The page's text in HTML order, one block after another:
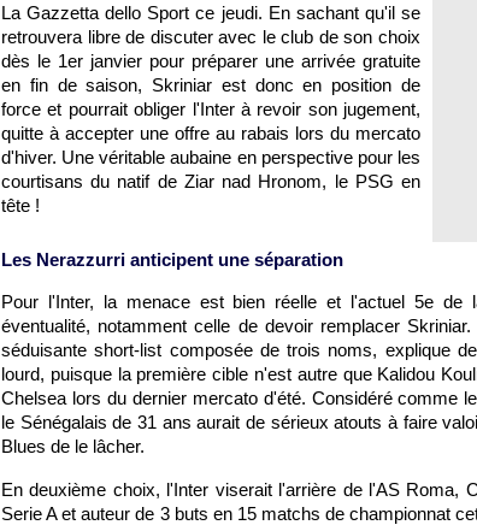
La Gazzetta dello Sport ce jeudi. En sachant qu'il se
retrouvera libre de discuter avec le club de son choix
dès le 1er janvier pour préparer une arrivée gratuite
en fin de saison, Skriniar est donc en position de
force et pourrait obliger l'Inter à revoir son jugement,
quitte à accepter une offre au rabais lors du mercato
d'hiver. Une véritable aubaine en perspective pour les
courtisans du natif de Ziar nad Hronom, le PSG en
tête !
Les Nerazzurri anticipent une séparation
Pour l'Inter, la menace est bien réelle et l'actuel 5e de
éventualité, notamment celle de devoir remplacer
séduisante short-list composée de trois noms, explique
lourd, puisque la première cible n'est autre que Kalidou
Chelsea lors du dernier mercato d'été. Considéré comme
le Sénégalais de 31 ans aurait de sérieux atouts à faire
Blues de le lâcher.
En deuxième choix, l'Inter viserait l'arrière de l'AS Roma,
Serie A et auteur de 3 buts en 15 matchs de championnat